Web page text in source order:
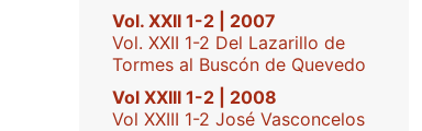
Vol. XXII 1-2 | 2007
Vol. XXII 1-2 Del Lazarillo de
Tormes al Buscón de Quevedo
Vol XXIII 1-2 | 2008
Vol XXIII 1-2 José Vasconcelos